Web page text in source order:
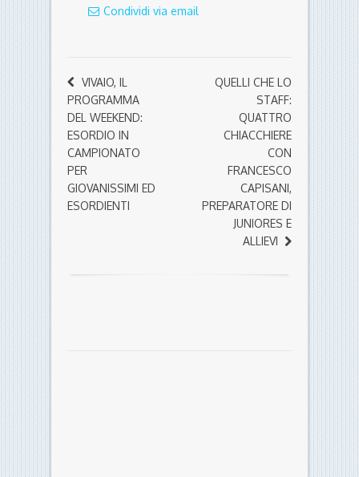
Condividi via email
VIVAIO, IL
PROGRAMMA
DEL WEEKEND:
ESORDIO IN
CAMPIONATO
PER
GIOVANISSIMI ED
ESORDIENTI
QUELLI CHE LO
STAFF:
QUATTRO
CHIACCHIERE
CON
FRANCESCO
CAPISANI,
PREPARATORE DI
JUNIORES E
ALLIEVI